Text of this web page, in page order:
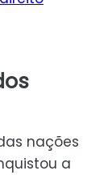
nações
a